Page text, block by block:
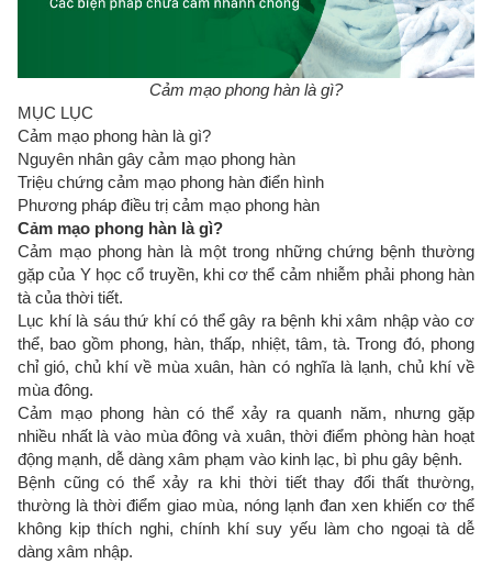
Cảm mạo phong hàn là gì?
MỤC LỤC
Cảm mạo phong hàn là gì?
Nguyên nhân gây cảm mạo phong hàn
Triệu chứng cảm mạo phong hàn điển hình
Phương pháp điều trị cảm mạo phong hàn
Cảm mạo phong hàn là gì?
Cảm mạo phong hàn là một trong những chứng bệnh thường
gặp của Y học cổ truyền, khi cơ thể cảm nhiễm phải phong hàn
tà của thời tiết.
Lục khí là sáu thứ khí có thể gây ra bệnh khi xâm nhập vào cơ
thể, bao gồm phong, hàn, thấp, nhiệt, tâm, tà. Trong đó, phong
chỉ gió, chủ khí về mùa xuân, hàn có nghĩa là lạnh, chủ khí về
mùa đông.
Cảm mạo phong hàn có thể xảy ra quanh năm, nhưng gặp
nhiều nhất là vào mùa đông và xuân, thời điểm phòng hàn hoạt
động mạnh, dễ dàng xâm phạm vào kinh lạc, bì phu gây bệnh.
Bệnh cũng có thể xảy ra khi thời tiết thay đổi thất thường,
thường là thời điểm giao mùa, nóng lạnh đan xen khiến cơ thể
không kịp thích nghi, chính khí suy yếu làm cho ngoại tà dễ
dàng xâm nhập.